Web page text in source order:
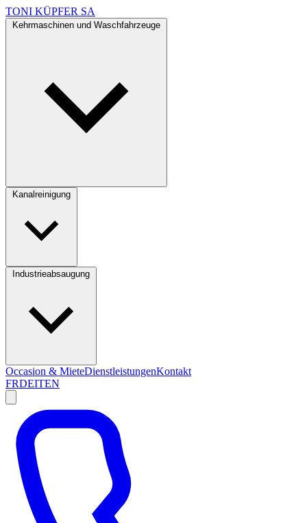
TONI KÜPFER SA
Occasion & MieteDienstleistungenKontakt
FRDEITEN